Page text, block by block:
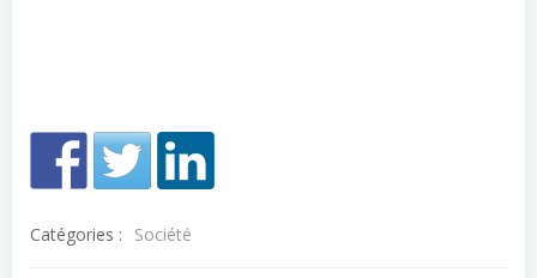
Catégories : Société